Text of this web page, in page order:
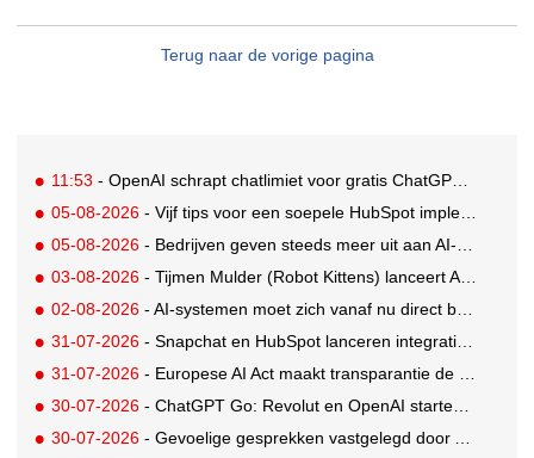
Terug naar de vorige pagina
11:53 - OpenAI schrapt chatlimiet voor gratis ChatGPT-gebruikers
05-08-2026 - Vijf tips voor een soepele HubSpot implementatie
05-08-2026 - Bedrijven geven steeds meer uit aan AI-native tools: Anthropic grootste stijger, OpenAI koploper
03-08-2026 - Tijmen Mulder (Robot Kittens) lanceert AI-assisted softwarebedrijf aiaicaptain
02-08-2026 - AI-systemen moet zich vanaf nu direct bekendmaken
31-07-2026 - Snapchat en HubSpot lanceren integratie voor soepelere leadconversie
31-07-2026 - Europese AI Act maakt transparantie de nieuwe standaard voor AI
30-07-2026 - ChatGPT Go: Revolut en OpenAI starten internationale samenwerking
30-07-2026 - Gevoelige gesprekken vastgelegd door AI: Kind & meer, Zij aan Zij en Aventurijn kiezen voor Notizy